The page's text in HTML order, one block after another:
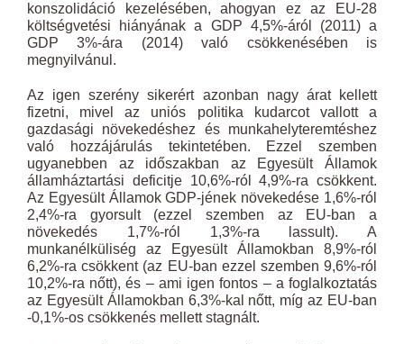
konszolidáció kezelésében, ahogyan ez az EU-28
költségvetési hiányának a GDP 4,5%-áról (2011) a
GDP 3%-ára (2014) való csökkenésében is
megnyilvánul.
Az igen szerény sikerért azonban nagy árat kellett
fizetni, mivel az uniós politika kudarcot vallott a
gazdasági növekedéshez és munkahelyteremtéshez
való hozzájárulás tekintetében. Ezzel szemben
ugyanebben az időszakban az Egyesült Államok
államháztartási deficitje 10,6%-ról 4,9%-ra csökkent.
Az Egyesült Államok GDP-jének növekedése 1,6%-ról
2,4%-ra gyorsult (ezzel szemben az EU-ban a
növekedés 1,7%-ról 1,3%-ra lassult). A
munkanélküliség az Egyesült Államokban 8,9%-ról
6,2%-ra csökkent (az EU-ban ezzel szemben 9,6%-ról
10,2%-ra nőtt), és – ami igen fontos – a foglalkoztatás
az Egyesült Államokban 6,3%-kal nőtt, míg az EU-ban
-0,1%-os csökkenés mellett stagnált.